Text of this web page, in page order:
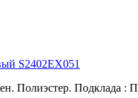
S2402EX051
Полиэстер. Подклада :